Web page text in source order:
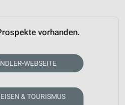
vorhanden.
WEBSEITE
& TOURISMUS